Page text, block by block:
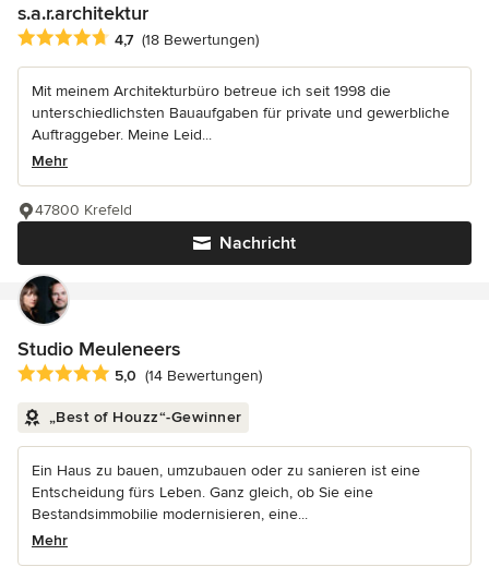
s.a.r.architektur
Durchschnittliche Bewertung: 4.7 von 5 Sternen
4,7 (18 Bewertungen)
Mit meinem Architekturbüro betreue ich seit 1998 die
unterschiedlichsten Bauaufgaben für private und gewerbliche
Auftraggeber. Meine Leid...
Mehr
Nachricht
47800 Krefeld
Studio Meuleneers
Durchschnittliche Bewertung: 5 von 5 Sternen
5,0 (14 Bewertungen)
„Best of Houzz“-Gewinner
Ein Haus zu bauen, umzubauen oder zu sanieren ist eine
Entscheidung fürs Leben. Ganz gleich, ob Sie eine
Bestandsimmobilie modernisieren, eine...
Mehr